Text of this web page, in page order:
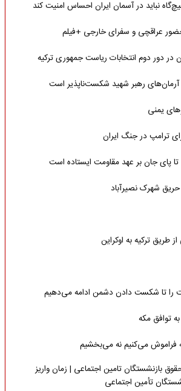
نباید در آسمان ایران احساس امنیت کند
عراقچی و سفرای خارجی +فیلم
دور دوم انتخابات ریاست جمهوری ترکیه
آرمان‌های رهبر شهید شکست‌ناپذیر است
یمنی
ترامپ در جنگ ایران
تا پای جان بر عهد مقاومت ایستاده است
شهرک نصیرآباد
طریق ترکیه به اوکراین
را تا شکست دادن دشمن ادامه می‌دهیم
توافق مکه
فراموش می‌کنیم نه می‌بخشیم
بازنشستگان تامین اجتماعی | زمان واریز
تأمین اجتماعی